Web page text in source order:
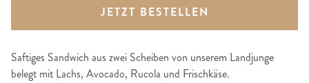
JETZT BESTELLEN
Saftiges Sandwich aus zwei Scheiben von unserem Landjunge
belegt mit Lachs, Avocado, Rucola und Frischkäse.